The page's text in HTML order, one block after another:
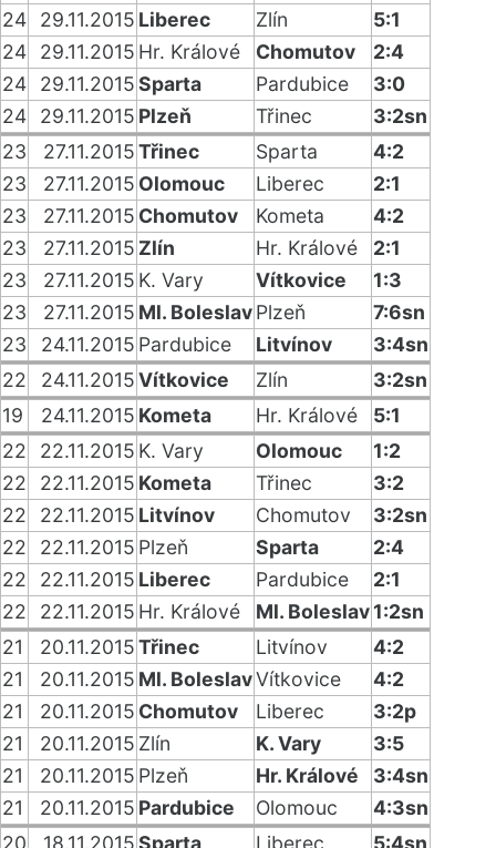
24 29.11.2015 Liberec Zlín
5:1
24
29.11.2015 Hr. Králové Chomutov
2:4
24
29.11.2015Sparta Pardubice
3:0
24
29.11.2015 Plzeň Třinec
3:2sn
23
27.11.2015Třinec Sparta
4:2
23
27.11.2015 Olomouc Liberec
2:1
23
27.11.2015 Chomutov Kometa
4:2
23
27.11.2015 Zlín Hr. Králové
2:1
23
27.11.2015 K. Vary Vítkovice
1:3
23
27.11.2015 Ml. BoleslavPlzeň
7:6sn
23
24.11.2015 Pardubice Litvínov
3:4sn
22
24.11.2015Vítkovice Zlín
3:2sn
19
24.11.2015 Kometa Hr. Králové
5:1
22
22.11.2015 K. Vary Olomouc
1:2
22
22.11.2015 Kometa Třinec
3:2
22
22.11.2015 Litvínov Chomutov
3:2sn
22
22.11.2015 Plzeň Sparta
2:4
22
22.11.2015 Liberec Pardubice
2:1
22
22.11.2015 Hr. Králové Ml. Boleslav1:2sn
21
20.11.2015Třinec Litvínov
4:2
21
20.11.2015 Ml. BoleslavVítkovice
4:2
21
20.11.2015 Chomutov Liberec
3:2p
21
20.11.2015 Zlín K. Vary
3:5
21
20.11.2015 Plzeň Hr. Králové
3:4sn
21
20.11.2015 Pardubice Olomouc
4:3sn
20
18.11.2015Sparta Liberec
5:4sn